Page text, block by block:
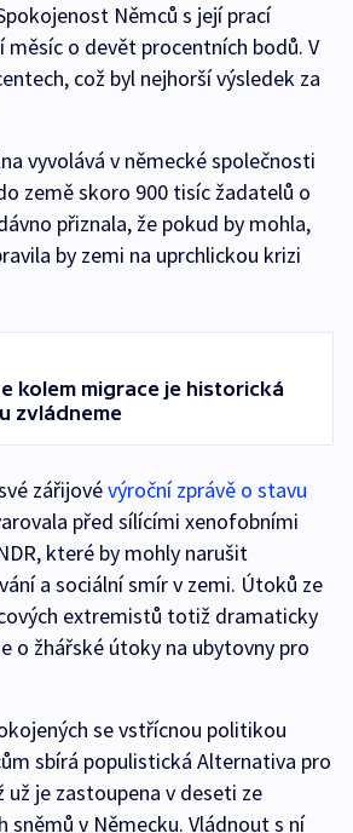
Němců s její prací
měsíc o devět procentních bodů. V
což byl nejhorší výsledek za
vyvolává v německé společnosti
země skoro 900 tisíc žadatelů o
přiznala, že pokud by mohla,
by zemi na uprchlickou krizi
kolem migrace je historická
zvládneme
zářijovévýroční zprávě o stavu
před sílícími xenofobními
které by mohly narušit
a sociální smír v zemi. Útoků ze
extremistů totiž dramaticky
o žhářské útoky na ubytovny pro
se vstřícnou politikou
sbírá populistická Alternativa pro
už je zastoupena v deseti ze
sněmů v Německu. Vládnout s ní